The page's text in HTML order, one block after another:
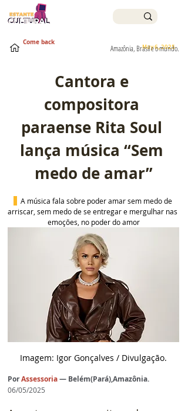
May 6, 2025
Amazônia, Brasil e o mundo.
Come back
Cantora e
compositora
paraense Rita Soul
lança música “Sem
medo de amar”
A música fala sobre poder amar sem medo de
arriscar, sem medo de se entregar e mergulhar nas
emoções, no poder do amor
Imagem: Igor Gonçalves / Divulgação.
PorAssessoria— Belém(Pará),Amazônia.
06/05/2025